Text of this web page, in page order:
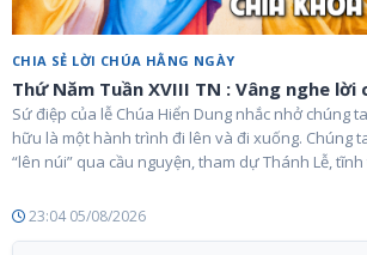
CHIA SẺ LỜI CHÚA HẰNG NGÀY
Thứ Năm Tuần XVIII TN : Vâng nghe lời
Sứ điệp của lễ Chúa Hiển Dung nhắc nhở chúng
hữu là một hành trình đi lên và đi xuống. Chúng
“lên núi” qua cầu nguyện, tham dự Thánh Lễ,
23:04 05/08/2026